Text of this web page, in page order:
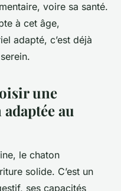
voire sa santé.
à cet âge,
adapté, c’est déjà
une
au
le chaton
solide. C’est un
ses capacités